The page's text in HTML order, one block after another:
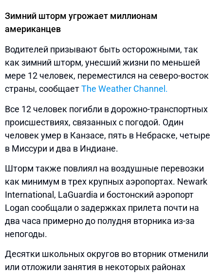
Зимний шторм угрожает миллионам
американцев
Водителей призывают быть осторожными, так
как зимний шторм, унесший жизни по меньшей
мере 12 человек, переместился на северо-восток
страны, сообщаетThe Weather Channel.
Все 12 человек погибли в дорожно-транспортных
происшествиях, связанных с погодой. Один
человек умер в Канзасе, пять в Небраске, четыре
в Миссури и два в Индиане.
Шторм также повлиял на воздушные перевозки
как минимум в трех крупных аэропортах. Newark
International, LaGuardia и бостонский аэропорт
Logan сообщали о задержках прилета почти на
два часа примерно до полудня вторника из-за
непогоды.
Десятки школьных округов во вторник отменили
или отложили занятия в некоторых районах